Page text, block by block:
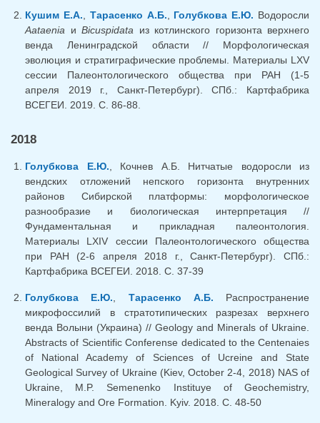
Кушим Е.А. Тарасенко А.Б. Голубкова Е.Ю. Водоросли
Aataenia и Bicuspidata из котлинского горизонта верхнего
венда Ленинградской области // Морфологическая
эволюция и стратиграфические проблемы. Материалы LXV
сессии Палеонтологического общества при РАН (1-5
апреля 2019 г., Санкт-Петербург). СПб.: Картфабрика
ВСЕГЕИ. 2019. С. 86-88.
2018
Голубкова Е.Ю. , Кочнев А.Б. Нитчатые водоросли из
вендских отложений непского горизонта внутренних
районов Сибирской платформы: морфологическое
разнообразие и биологическая интерпретация //
Фундаментальная и прикладная палеонтология.
Материалы LXIV сессии Палеонтологического общества
при РАН (2-6 апреля 2018 г., Санкт-Петербург). СПб.:
Картфабрика ВСЕГЕИ. 2018. С. 37-39
Голубкова Е.Ю. Тарасенко А.Б. Распространение
микрофоссилий в стратотипических разрезах верхнего
венда Волыни (Украина) // Geology and Minerals of Ukraine.
Abstracts of Scientific Conferense dedicated to the Centenaies
of National Academy of Sciences of Ucreine and State
Geological Survey of Ukraine (Kiev, October 2-4, 2018) NAS of
Ukraine, M.P. Semenenko Instituye of Geochemistry,
Mineralogy and Ore Formation. Kyiv. 2018. С. 48-50